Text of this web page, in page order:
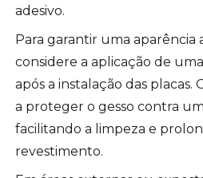
adesivo.
Para garantir uma aparência
considere a aplicação de
após a instalação das
a proteger o gesso contra
facilitando a limpeza e
revestimento.